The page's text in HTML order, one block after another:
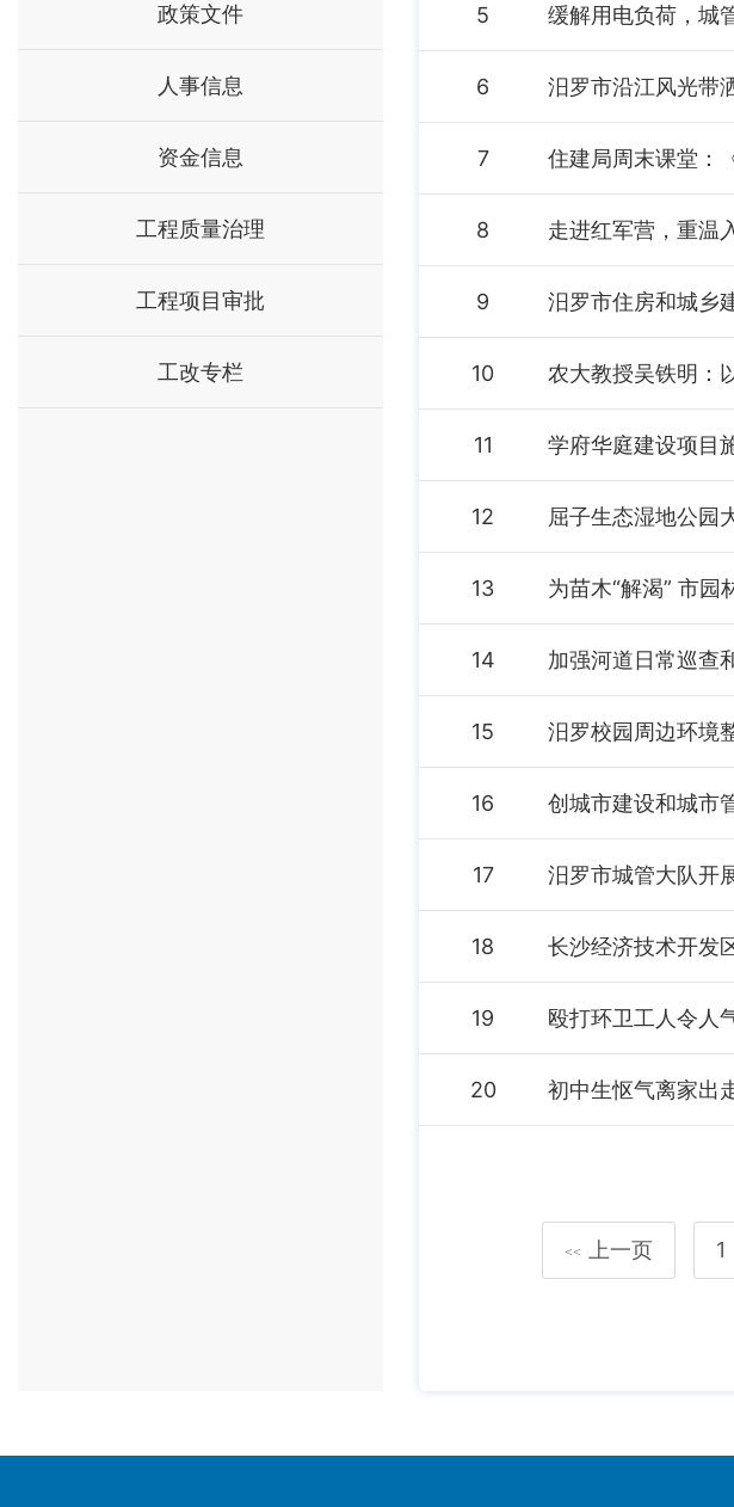
政策文件
人事信息
资金信息
工程质量治理
工程项目审批
工改专栏
5 缓解用电负荷，城
6 汨罗市沿江风光带
7 住建局周末课堂：
8 走进红军营，重温
9
10 农大教授吴铁明：
11 学府华庭建设项目
12 屈子生态湿地公园
13 为苗木“解渴” 市园
14 加强河道日常巡查
15 汨罗校园周边环境
16 创城市建设和城市
17
18
19 殴打环卫工人令人
20 初中生怄气离家出
<< 上一页 1